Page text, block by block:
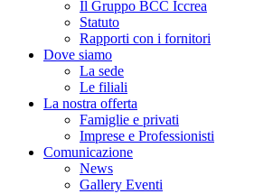
Il Gruppo BCC Iccrea
Statuto
Rapporti con i fornitori
Dove siamo
La sede
Le filiali
La nostra offerta
Famiglie e privati
Imprese e Professionisti
Comunicazione
News
Gallery Eventi